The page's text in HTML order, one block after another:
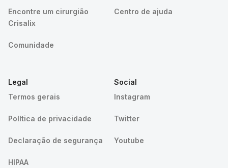
Encontre um cirurgião
Crisalix
Comunidade
Centro de ajuda
Legal
Termos gerais
Política de privacidade
Declaração de segurança
HIPAA
Social
Instagram
Twitter
Youtube